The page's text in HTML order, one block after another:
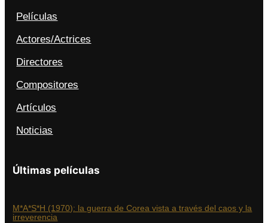
Películas
Actores/Actrices
Directores
Compositores
Artículos
Noticias
Últimas películas
M*A*S*H (1970): la guerra de Corea vista a través del caos y la
irreverencia